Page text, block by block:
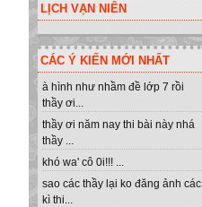
LỊCH VẠN NIÊN
CÁC Ý KIẾN MỚI NHẤT
à hình như nhầm đề lớp 7 rồi
thầy ơi...
thầy ơi năm nay thi bài này nhá
thầy ...
khó wa' cô 0i!!! ...
sao các thầy lại ko đăng ảnh các
kì thi...